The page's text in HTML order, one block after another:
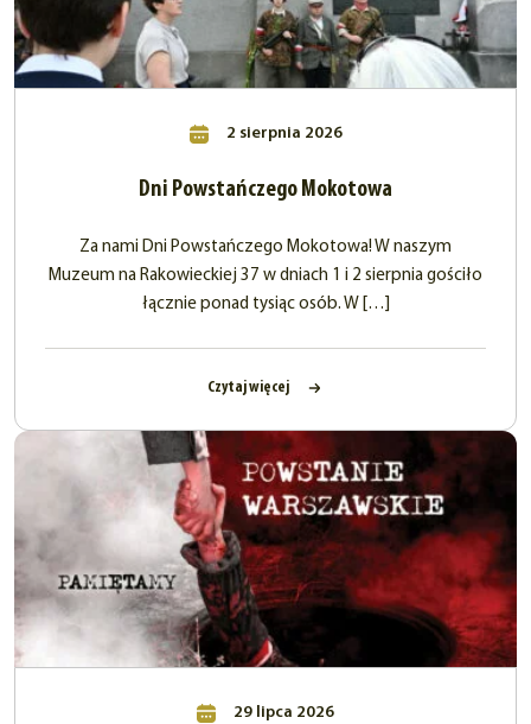
2 sierpnia 2026
Dni Powstańczego Mokotowa
Za nami Dni Powstańczego Mokotowa! W naszym
Muzeum na Rakowieckiej 37 w dniach 1 i 2 sierpnia gościło
łącznie ponad tysiąc osób. W […]
Czytaj więcej
29 lipca 2026